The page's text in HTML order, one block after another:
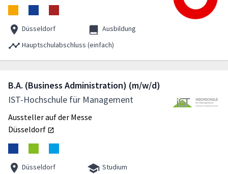
Düsseldorf
Ausbildung
Hauptschulabschluss (einfach)
B.A. (Business Administration) (m/w/d)
IST-Hochschule für Management
Aussteller auf der Messe
Düsseldorf
Düsseldorf
Studium